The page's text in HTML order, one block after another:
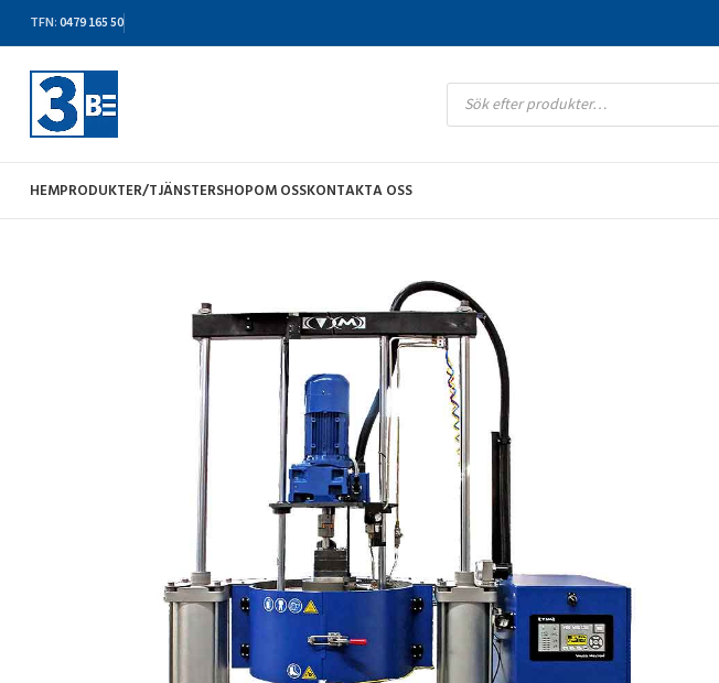
TFN: 0479 165 50
HEMPRODUKTER/TJÄNSTERSHOPOM OSSKONTAKTA OSS